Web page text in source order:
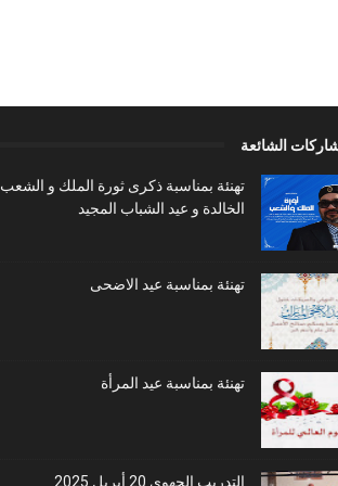
الشائعة
تهنئة بمناسبة ذكرى ثورة الملك و الشعب
الخالدة و عيد الشباب المجيد
تهنئة بمناسبة عيد الاضحى
تهنئة بمناسبة عيد المرأة
التدريب الجهوي 20 أبريل 2025